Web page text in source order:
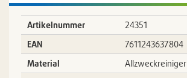
Artikelnummer
24351
EAN
7611243637804
Material
Allzweckreiniger